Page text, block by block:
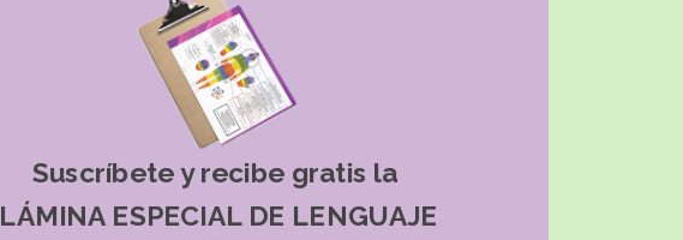
Suscríbete y recibe gratis la
LÁMINA ESPECIAL DE LENGUAJE